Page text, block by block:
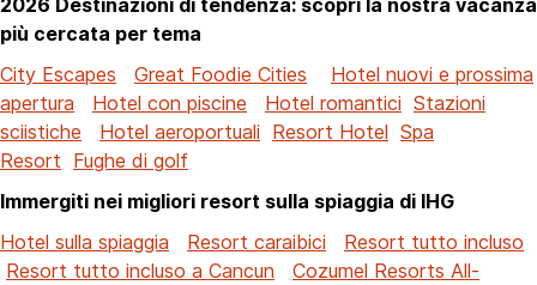
più cercata per tema
City Escapes
Great Foodie Cities
Hotel nuovi e prossima
apertura
Hotel con piscine Hotel romantici Stazioni
sciistiche
Hotel aeroportuali Resort Hotel Spa
Resort Fughe di golf
Immergiti nei migliori resort sulla spiaggia di IHG
Hotel sulla spiaggia
Resort caraibici
Resort tutto incluso
Resort tutto incluso a Cancun
Cozumel Resorts All-